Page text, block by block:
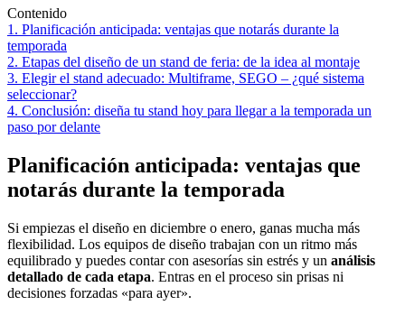
Contenido
1. Planificación anticipada: ventajas que notarás durante la
temporada
2. Etapas del diseño de un stand de feria: de la idea al montaje
3. Elegir el stand adecuado: Multiframe, SEGO – ¿qué sistema
seleccionar?
4. Conclusión: diseña tu stand hoy para llegar a la temporada un
paso por delante
Planificación anticipada: ventajas que
notarás durante la temporada
Si empiezas el diseño en diciembre o enero, ganas mucha más
flexibilidad. Los equipos de diseño trabajan con un ritmo más
equilibrado y puedes contar con asesorías sin estrés y un análisis
detallado de cada etapa. Entras en el proceso sin prisas ni
decisiones forzadas «para ayer».